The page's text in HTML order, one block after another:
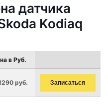
датчика
Kodiaq
в Руб.
руб. Записаться